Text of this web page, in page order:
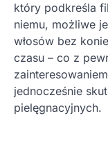
który podkreśla
niemu, możliwe
włosów bez
czasu – co z
jednocześnie
pielęgnacyjnych.